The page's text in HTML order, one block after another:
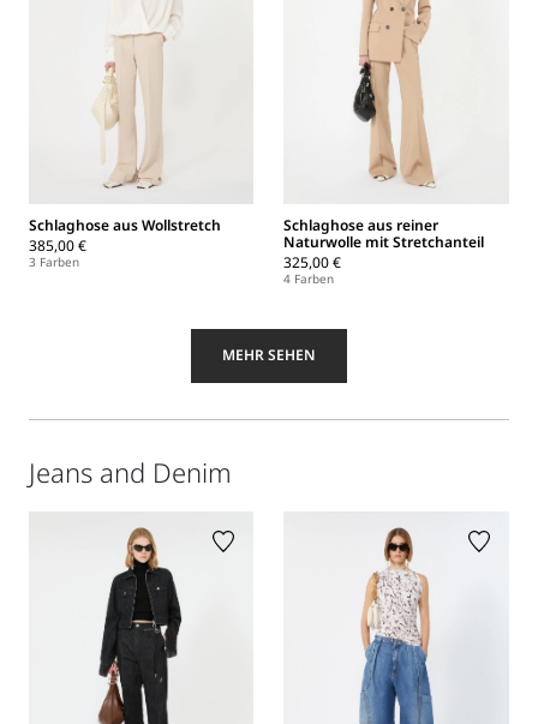
Schlaghose aus Wollstretch
385,00 €
3 Farben
Schlaghose aus reiner
Naturwolle mit Stretchanteil
325,00 €
4 Farben
MEHR SEHEN
Jeans and Denim